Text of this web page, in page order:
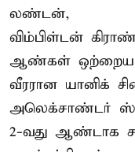
லண்டன்,
விம்பிள்டன்
ஆண்கள் ஒற்றையர்
வீரரான யானிக்
அலெக்சாண்டர்
2-வது ஆண்டாக